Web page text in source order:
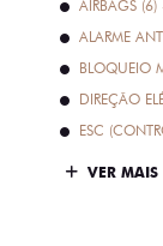
AIRBAGS (6)
ALARME
BLOQUEIO
DIREÇÃO
ESC
VER MAIS